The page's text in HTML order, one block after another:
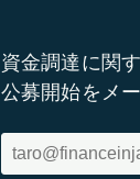
資金調達に関
公募開始をメ